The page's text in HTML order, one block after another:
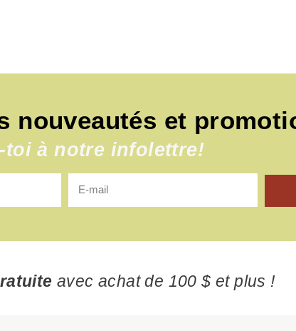
nouveautés et
toi à notre infolettre!
avec achat de 100 $ et plus !